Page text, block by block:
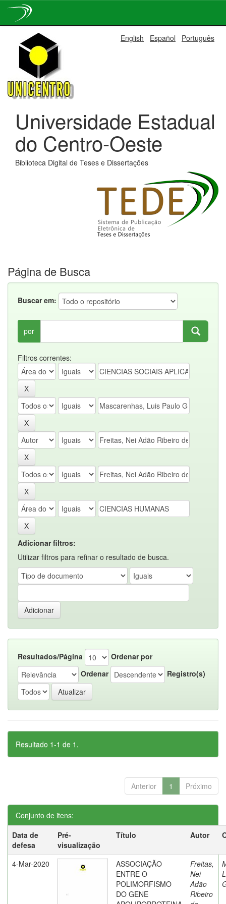
navigation
English Español Português
Universidade Estadual
do Centro-Oeste
Biblioteca Digital de Teses e Dissertações
Página de Busca
Buscar em:
por
Filtros correntes:
Adicionar filtros:
Utilizar filtros para refinar o resultado de busca.
Resultados/Página
Ordenar por
Ordenar
Registro(s)
Resultado 1-1 de 1.
Anterior 1 Próximo
Conjunto de itens:
Data de
defesa
Pré-
visualização
Título Autor
4-Mar-2020
ASSOCIAÇÃO
ENTRE O
POLIMORFISMO
DO GENE
Freitas,
Nei
Adão
Ribeiro